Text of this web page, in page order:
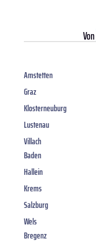
Von
Amstetten
Graz
Klosterneuburg
Lustenau
Villach
Baden
Hallein
Krems
Salzburg
Wels
Bregenz